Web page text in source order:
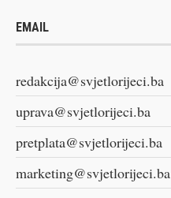
EMAIL
redakcija@svjetlorijeci.ba
uprava@svjetlorijeci.ba
pretplata@svjetlorijeci.ba
marketing@svjetlorijeci.ba